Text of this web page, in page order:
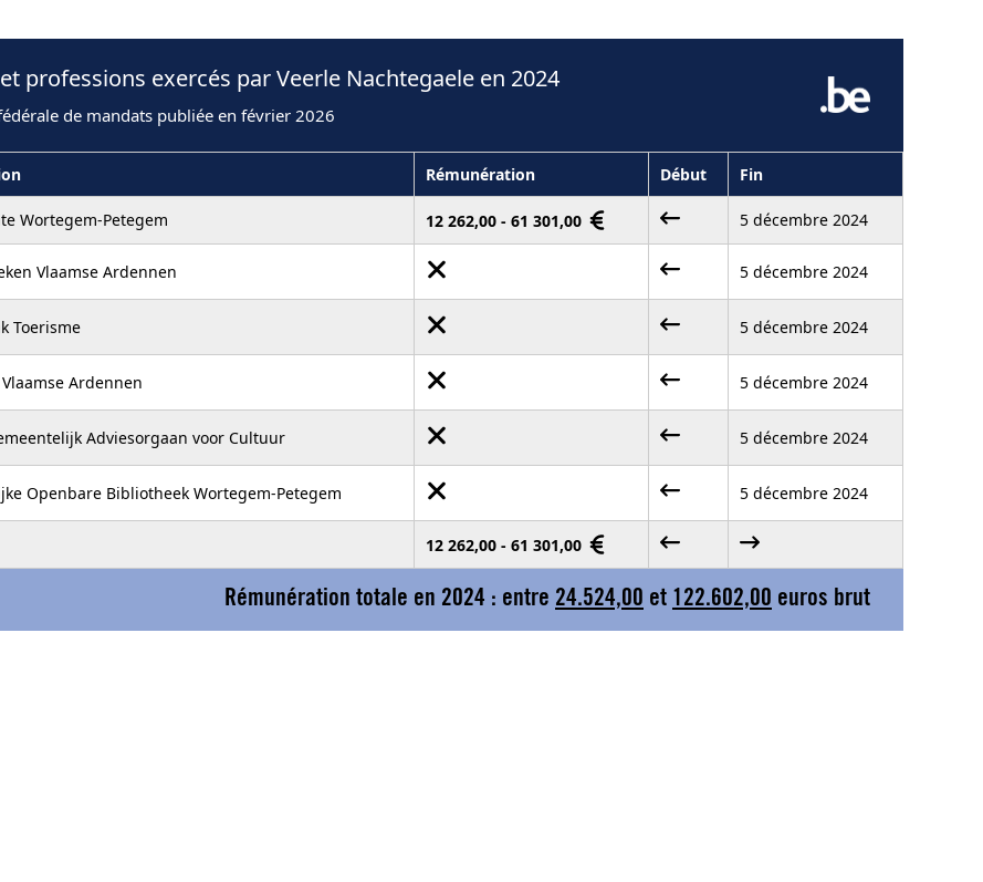
professions exercés par Veerle Nachtegaele en 2024
de mandats publiée en février 2026
Rémunération Début Fin
Wortegem-Petegem 12 262,00 - 61 301,00 5 décembre 2024
Vlaamse Ardennen 5 décembre 2024
Toerisme 5 décembre 2024
Ardennen 5 décembre 2024
Adviesorgaan voor Cultuur 5 décembre 2024
Openbare Bibliotheek Wortegem-Petegem 5 décembre 2024
12 262,00 - 61 301,00
Rémunération totale en 2024 : entre 24.524,00 et 122.602,00 euros brut